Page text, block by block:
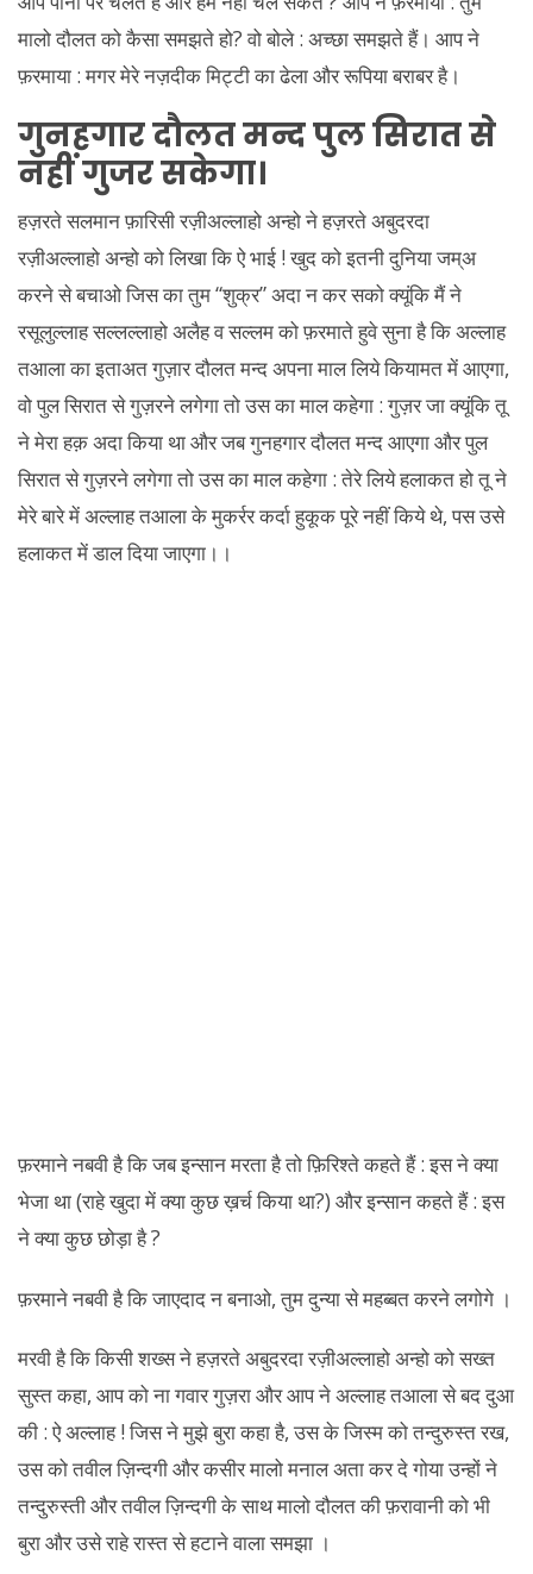
मालो दौलत को कैसा समझते हो? वो बोले : अच्छा समझते हैं। आप ने
फ़रमाया : मगर मेरे नज़दीक मिट्टी का ढेला और रूपिया बराबर है।
गुनहगार दौलत मन्द पुल सिरात से
नहीं गुजर सकेगा।
हज़रते सलमान फ़ारिसी रज़ीअल्लाहो अन्हो ने हज़रते अबुदरदा
रज़ीअल्लाहो अन्हो को लिखा कि ऐ भाई ! खुद को इतनी दुनिया जम्अ
करने से बचाओ जिस का तुम “शुक्र” अदा न कर सको क्यूंकि मैं ने
रसूलुल्लाह सल्लल्लाहो अलैह व सल्लम को फ़रमाते हुवे सुना है कि अल्लाह
तआला का इताअत गुज़ार दौलत मन्द अपना माल लिये कियामत में आएगा,
वो पुल सिरात से गुज़रने लगेगा तो उस का माल कहेगा : गुज़र जा क्यूंकि तू
ने मेरा हक़ अदा किया था और जब गुनहगार दौलत मन्द आएगा और पुल
सिरात से गुज़रने लगेगा तो उस का माल कहेगा : तेरे लिये हलाकत हो तू ने
मेरे बारे में अल्लाह तआला के मुकर्रर कर्दा हुकूक पूरे नहीं किये थे, पस उसे
हलाकत में डाल दिया जाएगा।।
फ़रमाने नबवी है कि जब इन्सान मरता है तो फ़िरिश्ते कहते हैं : इस ने क्या
भेजा था (राहे खुदा में क्या कुछ ख़र्च किया था?) और इन्सान कहते हैं : इस
ने क्या कुछ छोड़ा है ?
फ़रमाने नबवी है कि जाएदाद न बनाओ, तुम दुन्या से महब्बत करने लगोगे ।
मरवी है कि किसी शख्स ने हज़रते अबुदरदा रज़ीअल्लाहो अन्हो को सख्त
सुस्त कहा, आप को ना गवार गुज़रा और आप ने अल्लाह तआला से बद दुआ
की : ऐ अल्लाह ! जिस ने मुझे बुरा कहा है, उस के जिस्म को तन्दुरुस्त रख,
उस को तवील ज़िन्दगी और कसीर मालो मनाल अता कर दे गोया उन्हों ने
तन्दुरुस्ती और तवील ज़िन्दगी के साथ मालो दौलत की फ़रावानी को भी
बुरा और उसे राहे रास्त से हटाने वाला समझा ।